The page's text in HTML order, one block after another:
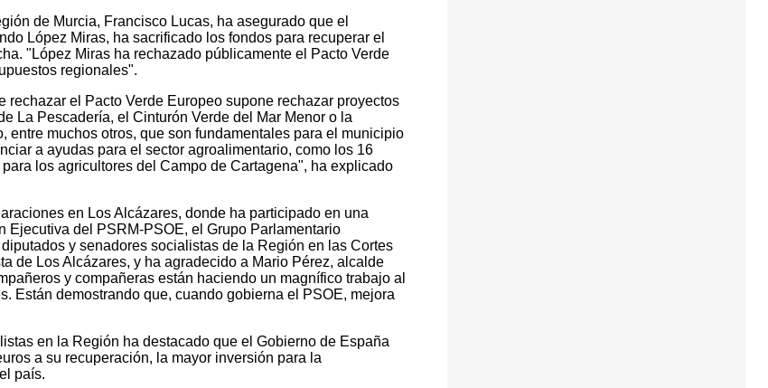
de Murcia, Francisco Lucas, ha asegurado que el
López Miras, ha sacrificado los fondos para recuperar el
"López Miras ha rechazado públicamente el Pacto Verde
regionales".
rechazar el Pacto Verde Europeo supone rechazar proyectos
La Pescadería, el Cinturón Verde del Mar Menor o la
entre muchos otros, que son fundamentales para el municipio
a ayudas para el sector agroalimentario, como los 16
los agricultores del Campo de Cartagena", ha explicado
en Los Alcázares, donde ha participado en una
Ejecutiva del PSRM-PSOE, el Grupo Parlamentario
y senadores socialistas de la Región en las Cortes
de Los Alcázares, y ha agradecido a Mario Pérez, alcalde
y compañeras están haciendo un magnífico trabajo al
Están demostrando que, cuando gobierna el PSOE, mejora
en la Región ha destacado que el Gobierno de España
a su recuperación, la mayor inversión para la
país.